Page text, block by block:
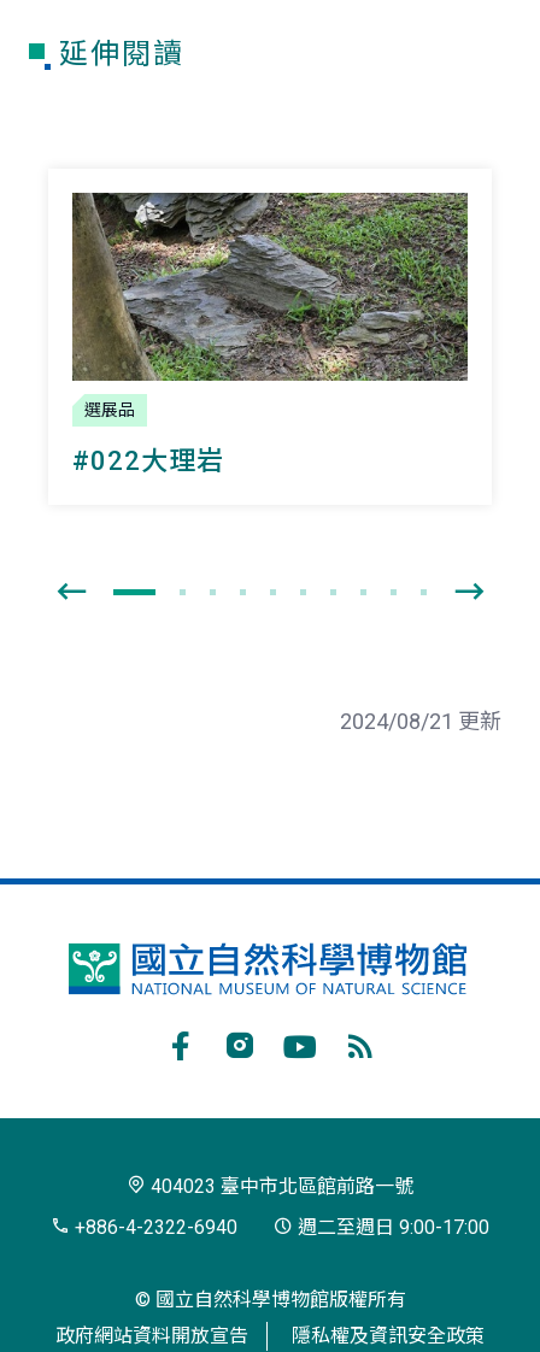
延伸閱讀
選展品
#022大理岩
2024/08/21 更新
國
博
閱
404023 臺中市北區館前路一號
+886-4-2322-6940
週二至週日 9:00-17:00
© 國立自然科學博物館版權所有
政府網站資料開放宣告
隱私權及資訊安全政策